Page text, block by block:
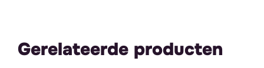
Gerelateerde producten